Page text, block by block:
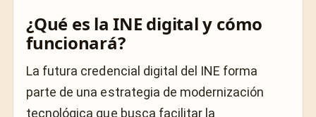
¿Qué es la INE digital y cómo
funcionará?
La futura credencial digital del INE forma
parte de una estrategia de modernización
tecnológica que busca facilitar la